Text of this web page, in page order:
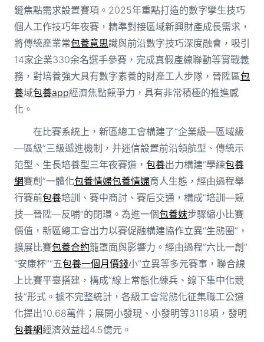
鏈焦點需求設置賽項。2025年重點打造的數字孿生技巧
個人工作技巧年夜賽，精準對接區域新興財產成長需求，
將傳統產業常包養意思識與前沿數字技巧深度融會，吸引
14家企業330余名選手參賽，完成真假產線聯動等實戰義
務，對培養強大具有數字素養的財產工人步隊，晉陞區包
養域包養app經濟焦點競爭力，具有非常積極的推進感
化。
在比賽系統上，新區總工會構建了“企業級—區域級
—區級”三級遞進機制，并迷信設置前沿領航型、傳統示
范型、生長培養型三年夜賽道， 包養出力構建“學練包養
網賽創”一體化包養情婦包養情婦育人生態，經由過程舉
行賽前包養培訓、賽中商討、賽后交通，構成“培訓—競
技—晉陞—反哺”的閉環。為進一個包養妹步驟縮小比賽
價值，新區總工會出力以賽促融構建協作立異“生態圈”，
擴展比賽包養合約籠罩面與影響力。經由過程“六比一創”
“安康杯”“五包養一個月價錢小”立異等多元賽事，聯合線
上比賽平臺搭建，構成“線上常態化練兵、線下集中化競
技”形式。據不完整統計，各級工會常態化征集職工公道
化提出10.68萬件；展開小發現、小發明等3118項，發明
包養網經濟效益超4.5億元。